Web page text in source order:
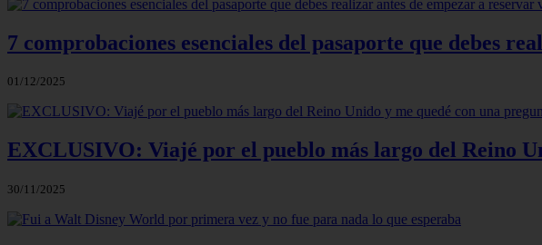
7 comprobaciones esenciales del pasaporte que debes
01/12/2025
EXCLUSIVO: Viajé por el pueblo más largo del Reino
30/11/2025